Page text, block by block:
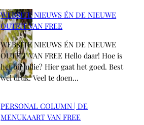
WEBSITE NIEUWS ÉN DE NIEUWE
OUTFIT VAN FREE
WEBSITE NIEUWS ÉN DE NIEUWE
OUTFIT VAN FREE Hello daar! Hoe is
het bij jullie? Hier gaat het goed. Best
wel druk. Veel te doen…
PERSONAL COLUMN | DE
MENUKAART VAN FREE